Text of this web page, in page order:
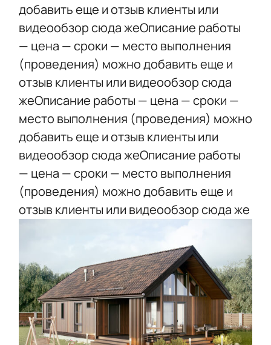
добавить еще и отзыв клиенты или
видеообзор сюда жеОписание работы
— цена — сроки — место выполнения
(проведения) можно добавить еще и
отзыв клиенты или видеообзор сюда
жеОписание работы — цена — сроки —
место выполнения (проведения) можно
добавить еще и отзыв клиенты или
видеообзор сюда жеОписание работы
— цена — сроки — место выполнения
(проведения) можно добавить еще и
отзыв клиенты или видеообзор сюда же